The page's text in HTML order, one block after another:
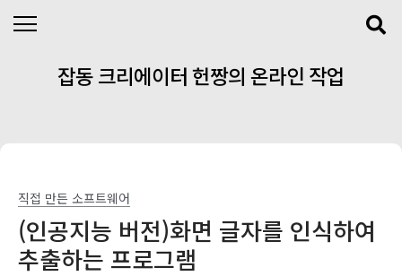
잡동 크리에이터 헌짱의 온라인 작업
직접 만든 소프트웨어
(인공지능 버전)화면 글자를 인식하여
추출하는 프로그램